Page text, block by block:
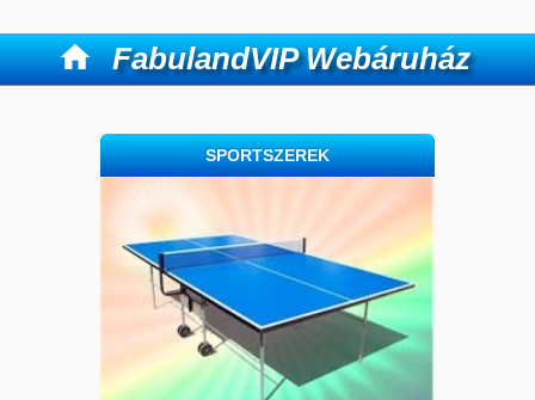
 FabulandVIP Webáruház
SPORTSZEREK